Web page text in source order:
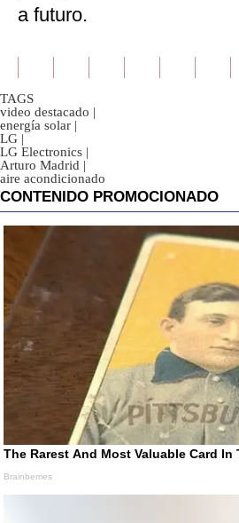
a futuro.
TAGS
video destacado |
energía solar |
LG |
LG Electronics |
Arturo Madrid |
aire acondicionado